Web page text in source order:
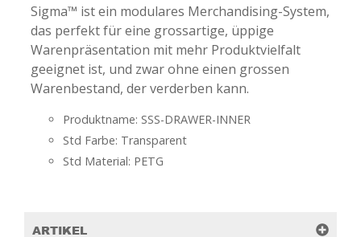
Sigma™ ist ein modulares Merchandising-System,
das perfekt für eine grossartige, üppige
Warenpräsentation mit mehr Produktvielfalt
geeignet ist, und zwar ohne einen grossen
Warenbestand, der verderben kann.
Produktname: SSS-DRAWER-INNER
Std Farbe: Transparent
Std Material: PETG
ARTIKEL